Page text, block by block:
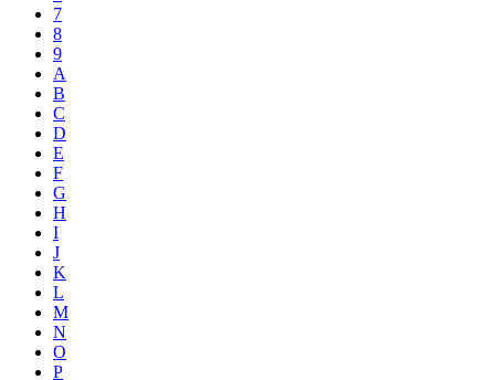
7
8
9
A
B
C
D
E
F
G
H
I
J
K
L
M
N
O
P